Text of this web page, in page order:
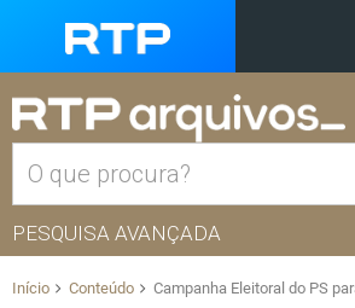
PESQUISA AVANÇADA
Início Conteúdo Campanha Eleitoral do PS